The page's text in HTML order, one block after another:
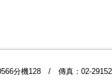
分機128 / 傳真：02-